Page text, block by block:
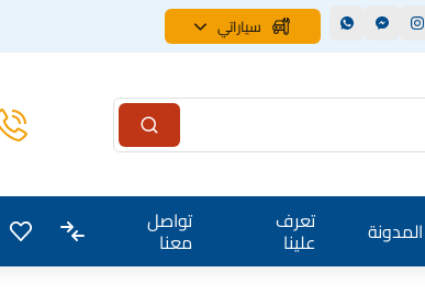
سياراتي
المدونة تعرف
علينا
تواصل
معنا